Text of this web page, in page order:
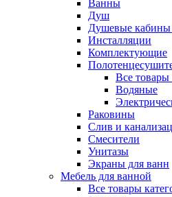
Ванны
Душ
Душевые кабины
Инсталляции
Комплектующие
Все товары
Водяные
Раковины
Слив и
Смесители
Унитазы
Экраны для ванн
Мебель для ванной
Все товары